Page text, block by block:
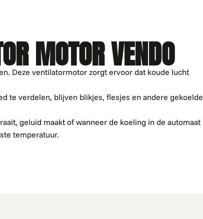
MOTOR VENDO
Deze ventilatormotor zorgt ervoor dat koude lucht
te verdelen, blijven blikjes, flesjes en andere gekoelde
geluid maakt of wanneer de koeling in de automaat
temperatuur.